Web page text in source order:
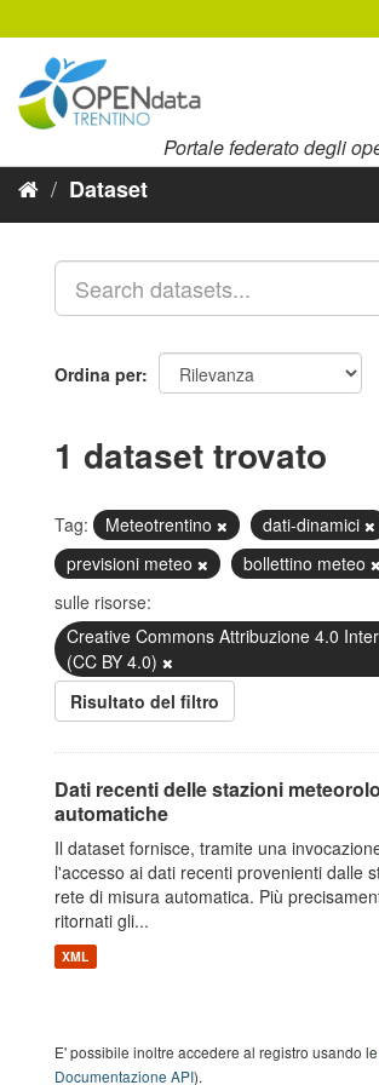
al
contenuto
Portale federato degli
Dataset
Ordina per
1 dataset trovato
Tag: Meteotrentino
dati-dinamici
previsioni meteo
bollettino meteo
sulle risorse:
Creative Commons Attribuzione 4.0
(CC BY 4.0)
Risultato del filtro
Dati recenti delle stazioni
automatiche
Il dataset fornisce, tramite una
l'accesso ai dati recenti provenienti dalle
rete di misura automatica. Più
ritornati gli...
XML
E' possibile inoltre accedere al registro usando le
Documentazione API).